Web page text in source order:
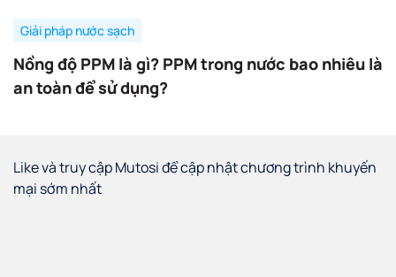
Giải pháp nước sạch
Nồng độ PPM là gì? PPM trong nước bao nhiêu là
an toàn để sử dụng?
Like và truy cập Mutosi để cập nhật chương trình khuyến
mại sớm nhất